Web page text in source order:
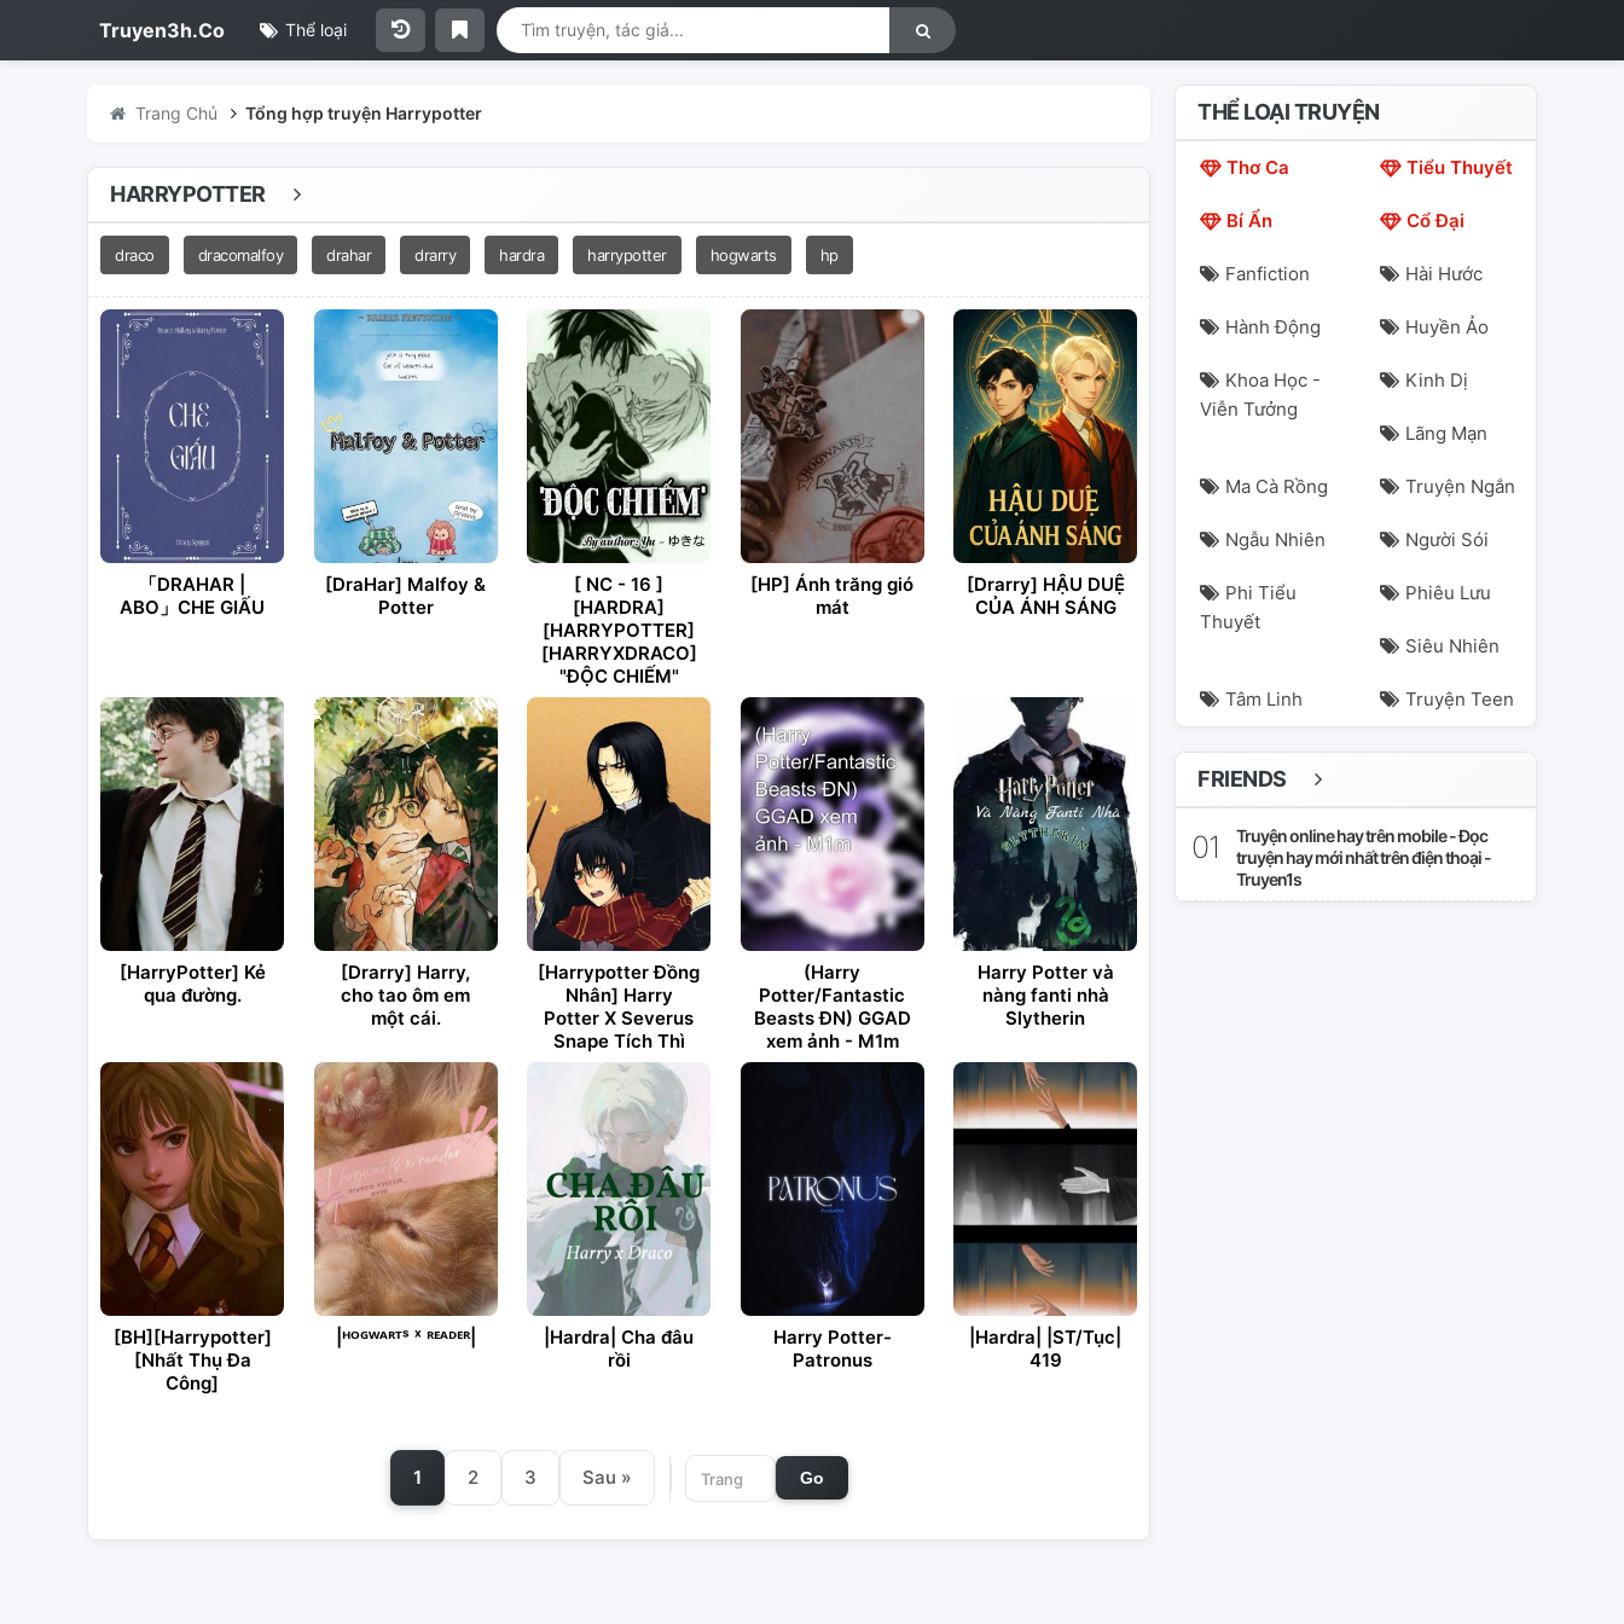
Truyen3h.Co Thể loại
Trang Chủ Tổng hợp truyện Harrypotter
HARRYPOTTER
draco dracomalfoy drahar drarry hardra harrypotter hogwarts hp
「DRAHAR |
ABO」CHE GIẤU
[DraHar] Malfoy &
Potter
[ NC - 16 ]
[HARDRA]
[HARRYPOTTER]
[HARRYXDRACO]
"ĐỘC CHIẾM"
[HP] Ánh trăng gió
mát
[Drarry] HẬU DUỆ
CỦA ÁNH SÁNG
[HarryPotter] Kẻ
qua đường.
[Drarry] Harry,
cho tao ôm em
một cái.
[Harrypotter Đồng
Nhân] Harry
Potter X Severus
Snape Tích Thì
(Harry
Potter/Fantastic
Beasts ĐN) GGAD
xem ảnh - M1m
Harry Potter và
nàng fanti nhà
Slytherin
[BH][Harrypotter]
[Nhất Thụ Đa
Công]
|ᴴᴼᴳᵂᴬᴿᵀˢ ˣ ᴿᴱᴬᴰᴱᴿ|
|Hardra| Cha đâu
rồi
Harry Potter-
Patronus
|Hardra| |ST/Tục|
419
1 2 3 Sau » Go
THỂ LOẠI TRUYỆN
Thơ Ca Tiểu Thuyết
Bí Ẩn Cổ Đại
Fanfiction Hài Hước
Hành Động Huyền Ảo
Khoa Học -
Viễn Tưởng
Kinh Dị
Lãng Mạn
Ma Cà Rồng Truyện Ngắn
Ngẫu Nhiên Người Sói
Phi Tiểu
Thuyết
Phiêu Lưu
Siêu Nhiên
Tâm Linh Truyện Teen
FRIENDS
Truyện online hay trên mobile - Đọc
truyện hay mới nhất trên điện thoại -
Truyen1s